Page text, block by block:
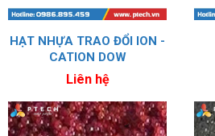
HẠT NHỰA TRAO ĐỔI ION -
CATION DOW
Liên hệ